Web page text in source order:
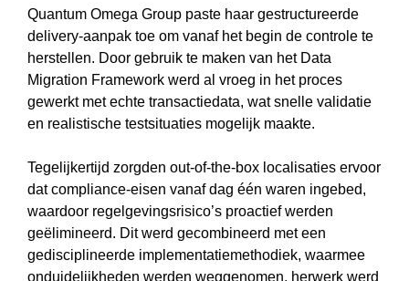
Quantum Omega Group paste haar gestructureerde
delivery-aanpak toe om vanaf het begin de controle te
herstellen. Door gebruik te maken van het Data
Migration Framework werd al vroeg in het proces
gewerkt met echte transactiedata, wat snelle validatie
en realistische testsituaties mogelijk maakte.
Tegelijkertijd zorgden out-of-the-box localisaties ervoor
dat compliance-eisen vanaf dag één waren ingebed,
waardoor regelgevingsrisico’s proactief werden
geëlimineerd. Dit werd gecombineerd met een
gedisciplineerde implementatiemethodiek, waarmee
onduidelijkheden werden weggenomen, herwerk werd